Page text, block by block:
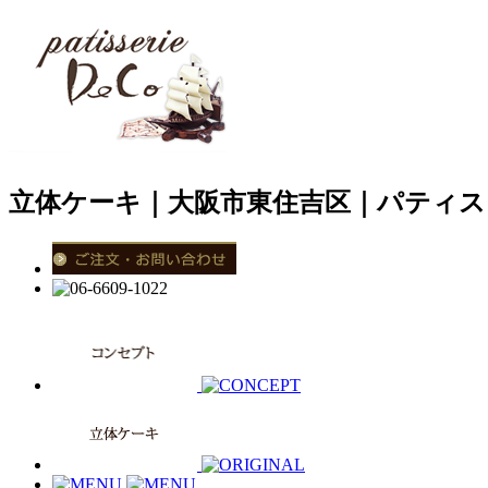
立体ケーキ｜大阪市東住吉区｜パティ